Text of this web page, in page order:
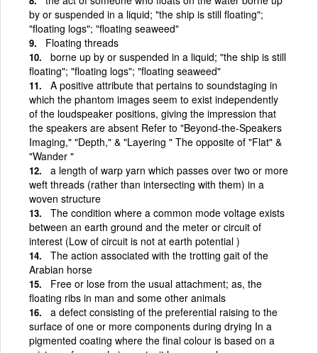
by or suspended in a liquid; "the ship is still floating";
"floating logs"; "floating seaweed"
Floating threads
borne up by or suspended in a liquid; "the ship is still
floating"; "floating logs"; "floating seaweed"
A positive attribute that pertains to soundstaging in
which the phantom images seem to exist independently
of the loudspeaker positions, giving the impression that
the speakers are absent Refer to "Beyond-the-Speakers
Imaging," "Depth," & "Layering " The opposite of "Flat" &
"Wander "
a length of warp yarn which passes over two or more
weft threads (rather than intersecting with them) in a
woven structure
The condition where a common mode voltage exists
between an earth ground and the meter or circuit of
interest (Low of circuit is not at earth potential )
The action associated with the trotting gait of the
Arabian horse
Free or lose from the usual attachment; as, the
floating ribs in man and some other animals
a defect consisting of the preferential raising to the
surface of one or more components during drying In a
pigmented coating where the final colour is based on a